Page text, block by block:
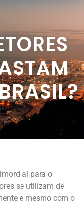
para o
se utilizam de
e mesmo com o